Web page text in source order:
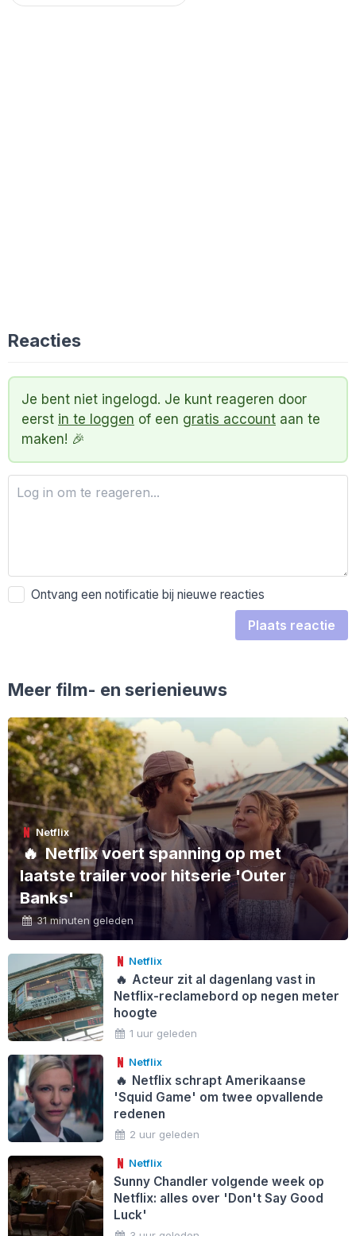
Reacties
Je bent niet ingelogd. Je kunt reageren door
eerst in te loggen of een gratis account aan te
maken! 🎉
Ontvang een notificatie bij nieuwe reacties
Plaats reactie
Meer film- en serienieuws
Netflix
🔥 Netflix voert spanning op met
laatste trailer voor hitserie 'Outer
Banks'
31 minuten geleden
Netflix
🔥 Acteur zit al dagenlang vast in
Netflix-reclamebord op negen meter
hoogte
1 uur geleden
Netflix
🔥 Netflix schrapt Amerikaanse
'Squid Game' om twee opvallende
redenen
2 uur geleden
Netflix
Sunny Chandler volgende week op
Netflix: alles over 'Don't Say Good
Luck'